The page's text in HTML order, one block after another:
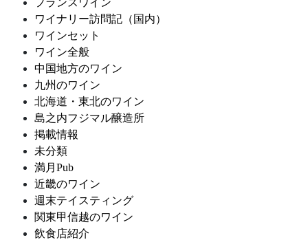
ワイナリー訪問記（国内）
ワインセット
ワイン全般
中国地方のワイン
九州のワイン
北海道・東北のワイン
島之内フジマル醸造所
掲載情報
未分類
満月Pub
近畿のワイン
週末テイスティング
関東甲信越のワイン
飲食店紹介